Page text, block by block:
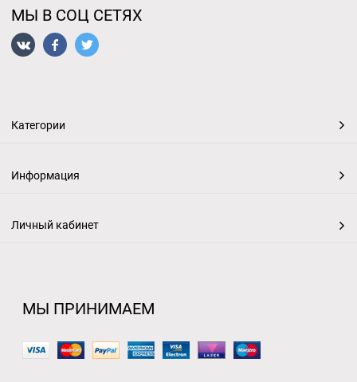
МЫ В СОЦ СЕТЯХ
Категории
Информация
Личный кабинет
МЫ ПРИНИМАЕМ